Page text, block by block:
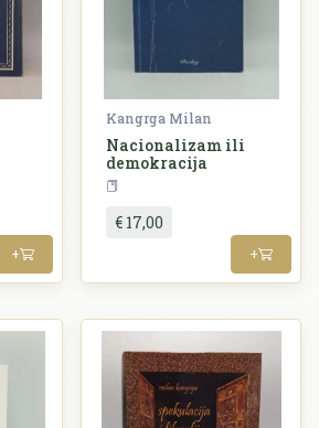
+
Kangrga Milan
Nacionalizam ili
demokracija
€ 17,00
+